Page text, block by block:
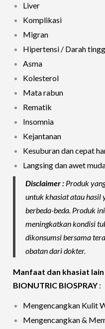
Liver
Komplikasi
Migran
Hipertensi / Darah
Asma
Kolesterol
Mata rabun
Rematik
Insomnia
Kejantanan
Kesuburan dan cepat
Langsing dan awet
Disclaimer : Produk
untuk khasiat atau hasil
berbeda-beda. Produk
meningkatkan kondisi
dikonsumsi bersama
obatan dari dokter.
Manfaat dan khasiat
BIONUTRIC BIOSPRAY :
Mengencangkan Kulit
Mengencangkan &